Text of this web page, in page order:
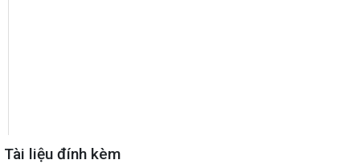
Tài liệu đính kèm